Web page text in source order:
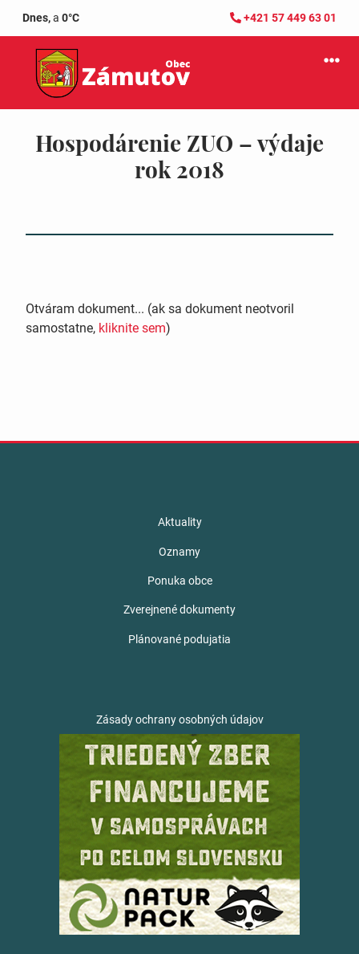
Dnes,a 0°C +421 57 449 63 01
Hospodárenie ZUO – výdaje
rok 2018
Otváram dokument... (ak sa dokument neotvoril
samostatne, kliknite sem)
Aktuality
Oznamy
Ponuka obce
Zverejnené dokumenty
Plánované podujatia
Zásady ochrany osobných údajov